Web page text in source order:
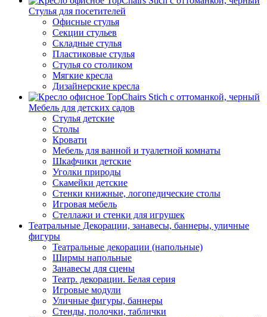
Стулья для посетителей
Офисные стулья
Секции стульев
Складные стулья
Пластиковые стулья
Стулья со столиком
Мягкие кресла
Дизайнерские кресла
Мебель для детских садов
Стулья детские
Столы
Кровати
Мебель для ванной и туалетной комнаты
Шкафчики детские
Уголки природы
Скамейки детские
Стенки книжные, логопедические столы
Игровая мебель
Стеллажи и стенки для игрушек
Театральные Декорации, занавесы, баннеры, уличные
фигуры
Театральные декорации (напольные)
Ширмы напольные
Занавесы для сцены
Театр. декорации. Белая серия
Игровые модули
Уличные фигуры, баннеры
Стенды, полочки, таблички